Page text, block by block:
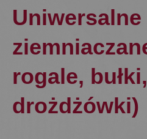
rogale, bułki,
drożdżówki)